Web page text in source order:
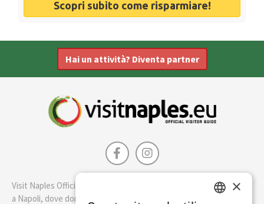
Scopri subito come risparmiare!
Hai un attività? Diventa partner
Visit Naples Official è la guida della città di Napoli. Scopri cosa fare
a Napoli, dove dormire e i migliori posti dove mangiare.
×